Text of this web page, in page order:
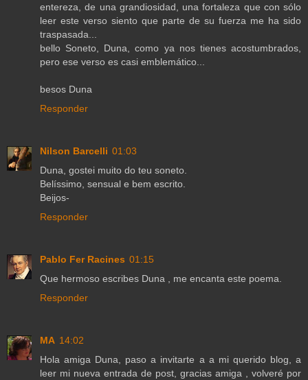
entereza, de una grandiosidad, una fortaleza que con sólo
leer este verso siento que parte de su fuerza me ha sido
traspasada...
bello Soneto, Duna, como ya nos tienes acostumbrados,
pero ese verso es casi emblemático...
besos Duna
Responder
Nilson Barcelli 01:03
Duna, gostei muito do teu soneto.
Belíssimo, sensual e bem escrito.
Beijos-
Responder
Pablo Fer Racines 01:15
Que hermoso escribes Duna , me encanta este poema.
Responder
MA 14:02
Hola amiga Duna, paso a invitarte a a mi querido blog, a
leer mi nueva entrada de post, gracias amiga , volveré por